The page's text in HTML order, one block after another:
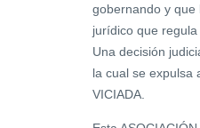
gobernando y que
jurídico que
Una decisión
la cual se expulsa
VICIADA.